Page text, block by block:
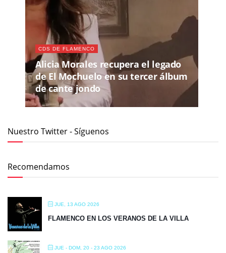
CDS DE FLAMENCO
Alicia Morales recupera el legado
de El Mochuelo en su tercer álbum
de cante jondo
Nuestro Twitter - Síguenos
Recomendamos
JUE, 13 AGO 2026
FLAMENCO EN LOS VERANOS DE LA VILLA
JUE - DOM, 20 - 23 AGO 2026